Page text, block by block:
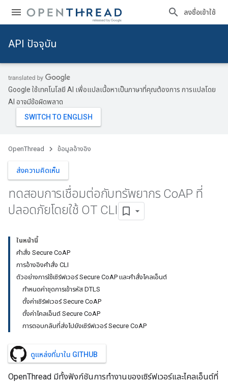
ลงชื่อเข้าใช้
API ปัจจุบัน
Google ใช้เทคโนโลยี AI เพื่อแปลเนื้อหาเป็นภาษาที่คุณต้องการ การแปลโดย
AI อาจมีข้อผิดพลาด
OpenThread ข้อมูลอ้างอิง
ส่งความคิดเห็น
ทดสอบการเชื่อมต่อกับทรัพยากร CoAP ที่
ปลอดภัยโดยใช้ OT CLI
ในหน้านี้
คำสั่ง Secure CoAP
การอ้างอิงคำสั่ง CLI
ตัวอย่างการใช้เซิร์ฟเวอร์ Secure CoAP และคำสั่งไคลเอ็นต์
กำหนดค่าชุดการเข้ารหัส DTLS
ตั้งค่าเซิร์ฟเวอร์ Secure CoAP
ตั้งค่าไคลเอ็นต์ Secure CoAP
การตอบกลับที่ส่งไปยังเซิร์ฟเวอร์ Secure CoAP
ดูแหล่งที่มาใน GITHUB
OpenThread มีทั้งฟังก์ชันการทำงานของเซิร์ฟเวอร์และไคลเอ็นต์ที่